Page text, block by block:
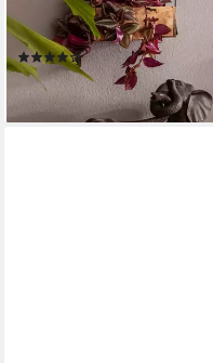
Massiv Natur, mit
Wandboard, Schweberegal
(11)
ab 59,95 €
lieferbar - in 2-3 Werktagen bei